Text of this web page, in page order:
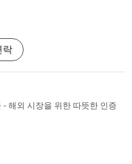
락
- 해외 시장을 위한 따뜻한 인증